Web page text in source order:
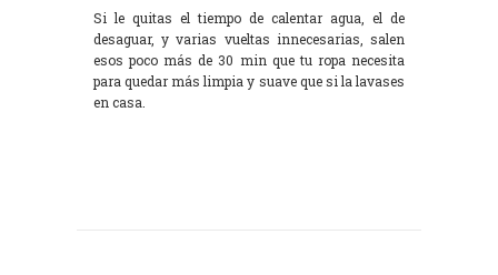
Si le quitas el tiempo de calentar agua, el de
desaguar, y varias vueltas innecesarias, salen
esos poco más de 30 min que tu ropa necesita
para quedar más limpia y suave que si la lavases
en casa.